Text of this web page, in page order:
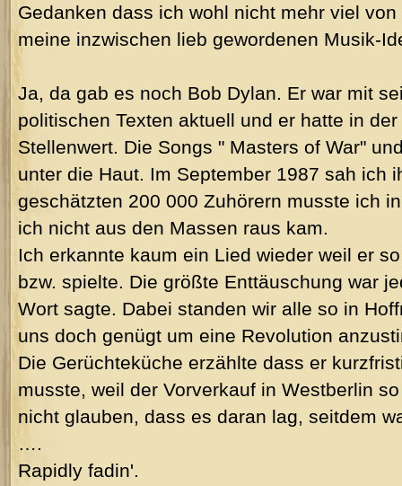
Gedanken dass ich wohl nicht mehr viel
meine inzwischen lieb gewordenen Musik-
Ja, da gab es noch Bob Dylan. Er war mit
politischen Texten aktuell und er hatte in
Stellenwert. Die Songs " Masters of War"
unter die Haut. Im September 1987 sah ich
geschätzten 200 000 Zuhörern musste ich
ich nicht aus den Massen raus kam.
Ich erkannte kaum ein Lied wieder weil er
bzw. spielte. Die größte Enttäuschung war
Wort sagte. Dabei standen wir alle so in
uns doch genügt um eine Revolution
Die Gerüchteküche erzählte dass er
musste, weil der Vorverkauf in Westberlin
nicht glauben, dass es daran lag, seitdem
….
Rapidly fadin'.